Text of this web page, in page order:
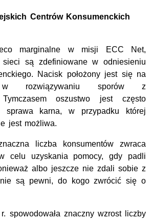
Centrów Konsumenckich
marginalne w misji ECC Net,
sieci są zdefiniowane w odniesieniu
Nacisk położony jest się na
w rozwiązywaniu sporów z
Tymczasem oszustwo jest często
sprawa karna, w przypadku której
jest możliwa.
liczba konsumentów zwraca
celu uzyskania pomocy, gdy padli
albo jeszcze nie zdali sobie z
są pewni, do kogo zwrócić się o
spowodowała znaczny wzrost liczby